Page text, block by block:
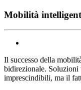
Mobilità
Il successo della
bidirezionale. Soluzioni
imprescindibili, ma il